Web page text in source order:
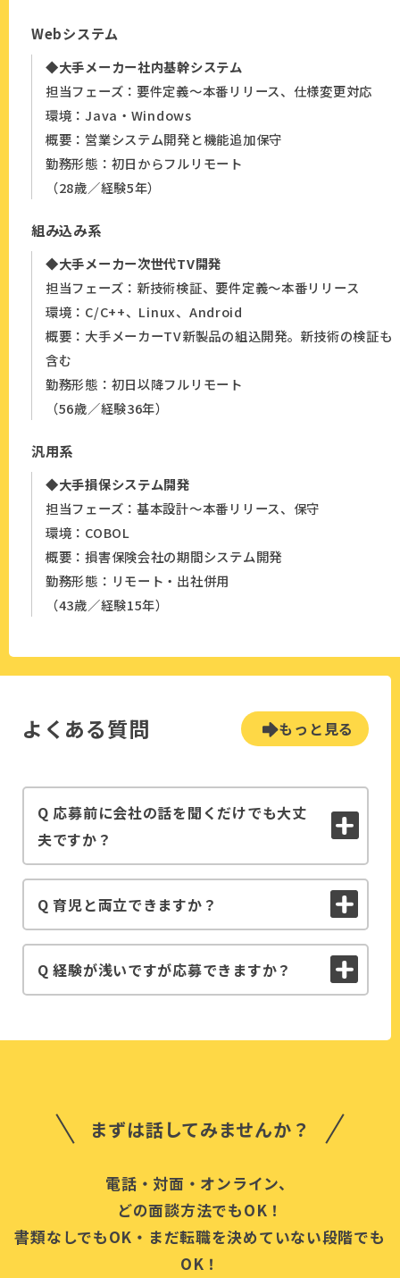
Webシステム
◆大手メーカー社内基幹システム
担当フェーズ：要件定義～本番リリース、仕様変更対応
環境：Java・Windows
概要：営業システム開発と機能追加保守
勤務形態：初日からフルリモート
（28歳／経験5年）
組み込み系
◆大手メーカー次世代TV開発
担当フェーズ：新技術検証、要件定義～本番リリース
環境：C/C++、Linux、Android
概要：大手メーカーTV新製品の組込開発。新技術の検証も
含む
勤務形態：初日以降フルリモート
（56歳／経験36年）
汎用系
◆大手損保システム開発
担当フェーズ：基本設計～本番リリース、保守
環境：COBOL
概要：損害保険会社の期間システム開発
勤務形態：リモート・出社併用
（43歳／経験15年）
よくある質問 もっと見る
Q 応募前に会社の話を聞くだけでも大丈
夫ですか？
Q 育児と両立できますか？
Q 経験が浅いですが応募できますか？
まずは話してみませんか？
電話・対面・オンライン、
どの面談方法でもOK！
書類なしでもOK・まだ転職を決めていない段階でも
OK！